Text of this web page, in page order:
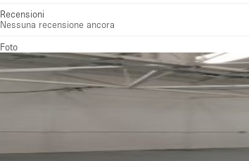
Recensioni
Nessuna recensione ancora
Foto